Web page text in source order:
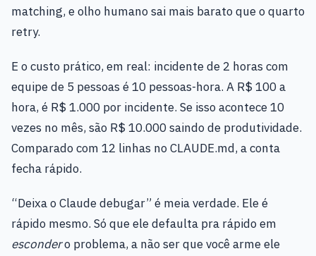
matching, e olho humano sai mais barato que o quarto
retry.
E o custo prático, em real: incidente de 2 horas com
equipe de 5 pessoas é 10 pessoas-hora. A R$ 100 a
hora, é R$ 1.000 por incidente. Se isso acontece 10
vezes no mês, são R$ 10.000 saindo de produtividade.
Comparado com 12 linhas no CLAUDE.md, a conta
fecha rápido.
“Deixa o Claude debugar” é meia verdade. Ele é
rápido mesmo. Só que ele defaulta pra rápido em
escondero problema, a não ser que você arme ele